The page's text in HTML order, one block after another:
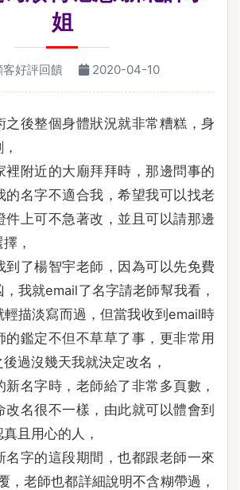
姐
好評回饋 2020-04-10
之後整個身體狀況就非常糟糕，身
裡附近的大廟拜拜時，那邊問事的
的名字不適合我，希望我可以找老
件上可不急著改，並且可以請那邊
，
到了楊智宇老師，因為可以先免費
我就email了名字請老師幫我看，
輕描淡寫而過，但當我收到email時
的鑑定不但不草草了事，更非常用
過沒幾天我就決定改名，
名字時，老師給了非常多頁數，
改名很不一樣，由此就可以體會到
且用心的人，
名字的這段期間，也都跟老師一來
，老師也都詳細說明不含糊帶過，